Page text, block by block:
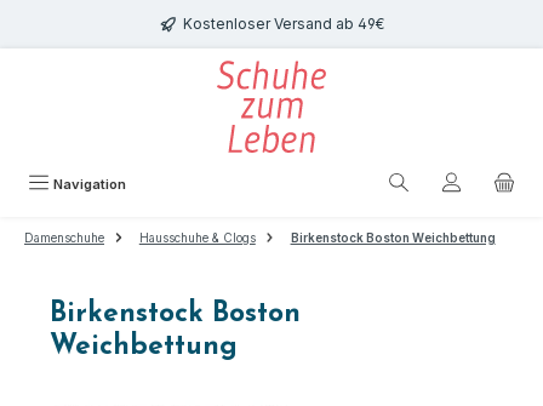
Zum Hauptinhalt springen Kostenloser Versand ab 49€
Navigation
Damenschuhe Hausschuhe & Clogs Birkenstock Boston Weichbettung
Birkenstock Boston
Weichbettung